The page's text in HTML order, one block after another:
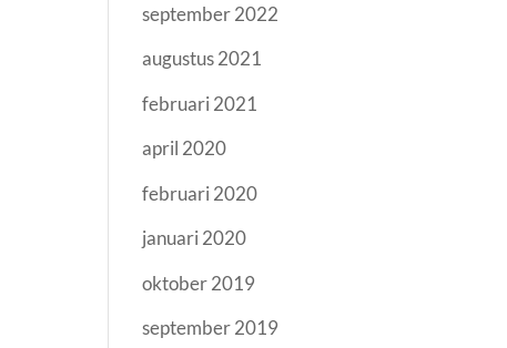
september 2022
augustus 2021
februari 2021
april 2020
februari 2020
januari 2020
oktober 2019
september 2019